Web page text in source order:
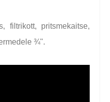
filtrikott, pritsmekaitse,
¾".